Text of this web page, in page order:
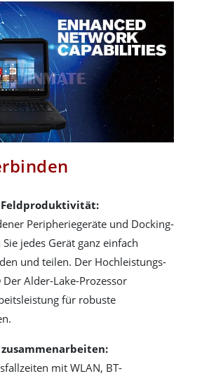
Feldproduktivität:
Peripheriegeräte und Docking-
jedes Gerät ganz einfach
und teilen. Der Hochleistungs-
Alder-Lake-Prozessor
für robuste
mit WLAN, BT-